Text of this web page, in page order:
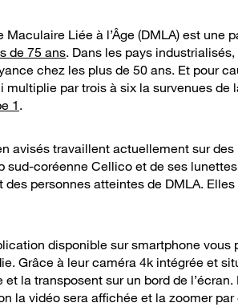
Liée à l’Âge (DMLA) est une
de 75 ans. Dans les pays
chez les plus de 50 ans. Et pour
multiplie par trois à six la survenues
1.
avisés travaillent actuellement sur
sud-coréenne Cellico et de ses
personnes atteintes de DMLA.
disponible sur smartphone
Grâce à leur caméra 4k intégrée et
la transposent sur un bord de
la vidéo sera affichée et la zoomer